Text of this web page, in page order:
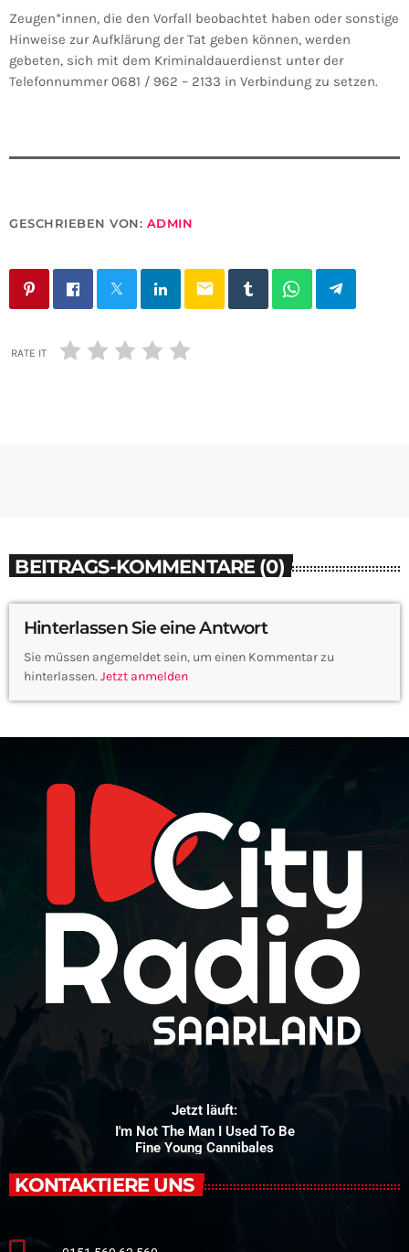
Zeugen*innen, die den Vorfall beobachtet haben oder sonstige
Hinweise zur Aufklärung der Tat geben können, werden
gebeten, sich mit dem Kriminaldauerdienst unter der
Telefonnummer 0681 / 962 – 2133 in Verbindung zu setzen.
GESCHRIEBEN VON: ADMIN
email
RATE IT
BEITRAGS-KOMMENTARE (0)
Hinterlassen Sie eine Antwort
Sie müssen angemeldet sein, um einen Kommentar zu
hinterlassen. Jetzt anmelden
Jetzt läuft:
I'm Not The Man I Used To Be
Fine Young Cannibales
KONTAKTIERE UNS